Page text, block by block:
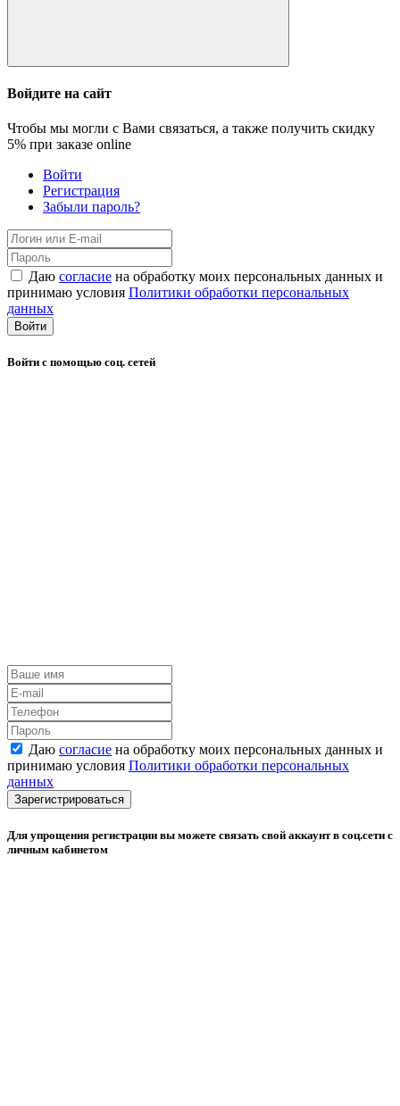
Войдите на сайт
Чтобы мы могли с Вами связаться, а также получить скидку
5% при заказе online
Войти
Регистрация
Забыли пароль?
Даю согласие на обработку моих персональных данных и
принимаю условия Политики обработки персональных
данных
Войти
Войти с помощью соц. сетей
Даю согласие на обработку моих персональных данных и
принимаю условия Политики обработки персональных
данных
Зарегистрироваться
Для упрощения регистрации вы можете связать свой аккаунт в соц.сети с
личным кабинетом